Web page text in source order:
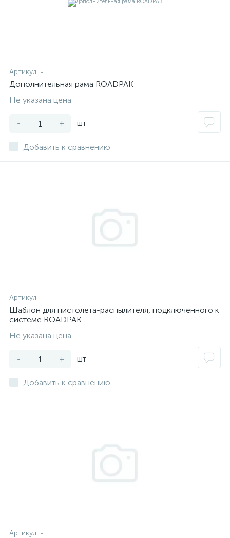
Артикул: -
Дополнительная рама ROADPAK
Не указана цена
- + шт
Добавить к сравнению
Артикул: -
Шаблон для пистолета-распылителя, подключенного к
системе ROADPAK
Не указана цена
- + шт
Добавить к сравнению
Артикул: -